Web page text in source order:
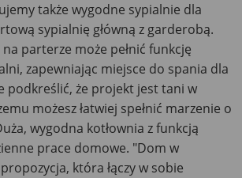
także wygodne sypialnie dla
sypialnię główną z garderobą.
parterze może pełnić funkcję
zapewniając miejsce do spania dla
podkreślić, że projekt jest tani w
możesz łatwiej spełnić marzenie o
wygodna kotłownia z funkcją
prace domowe. "Dom w
która łączy w sobie